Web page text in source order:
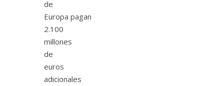
de
Europa pagan
2.100
millones
de
euros
adicionales